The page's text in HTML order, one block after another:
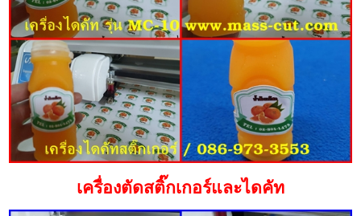
เครื่องตัดสติ๊กเกอร์และไดคัท